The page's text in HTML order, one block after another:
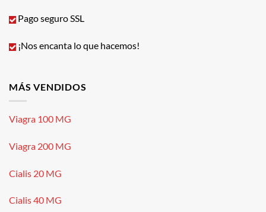
Pago seguro SSL
¡Nos encanta lo que hacemos!
MÁS VENDIDOS
Viagra 100 MG
Viagra 200 MG
Cialis 20 MG
Cialis 40 MG